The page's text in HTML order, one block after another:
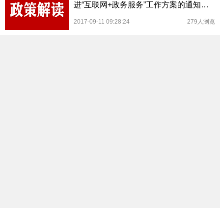
进“互联网+政务服务”工作方案的通知》
2017-09-11 09:28:24 279人浏览